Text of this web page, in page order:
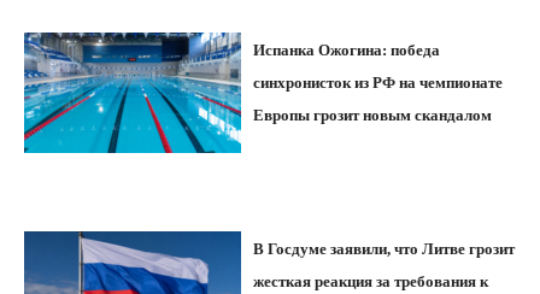
Испанка Ожогина: победа
синхронисток из РФ на чемпионате
Европы грозит новым скандалом
В Госдуме заявили, что Литве грозит
жесткая реакция за требования к